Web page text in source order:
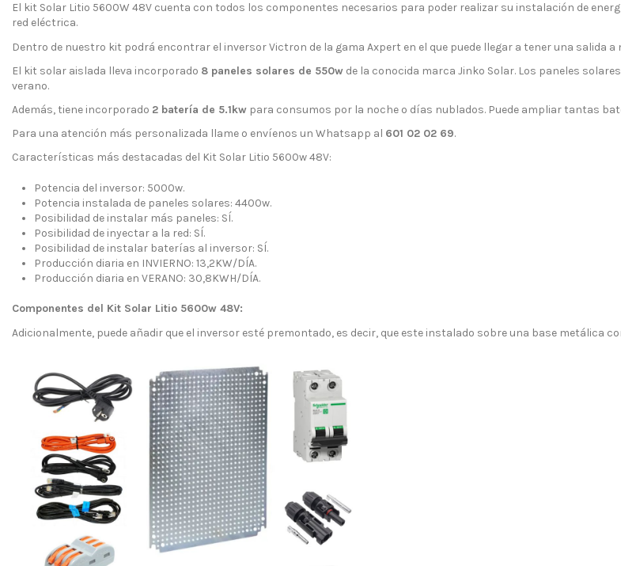
El kit Solar Litio 5600W 48V cuenta con todos los componentes necesarios para poder realizar su instalación de
red eléctrica.
Dentro de nuestro kit podrá encontrar el inversor Victron de la gama Axpert en el que puede llegar a tener una salida a
El kit solar aislada lleva incorporado 8 paneles solares de 550w de la conocida marca Jinko Solar. Los paneles
verano.
Además, tiene incorporado 2 batería de 5.1kw para consumos por la noche o días nublados. Puede ampliar tantas
Para una atención más personalizada llame o envíenos un Whatsapp al 601 02 02 69.
Características más destacadas del Kit Solar Litio 5600w 48V:
Potencia del inversor: 5000w.
Potencia instalada de paneles solares: 4400w.
Posibilidad de instalar más paneles: SÍ.
Posibilidad de inyectar a la red: SÍ.
Posibilidad de instalar baterías al inversor: SÍ.
Producción diaria en INVIERNO: 13,2KW/DÍA.
Producción diaria en VERANO: 30,8KWH/DÍA.
Componentes del Kit Solar Litio 5600w 48V:
Adicionalmente, puede añadir que el inversor esté premontado, es decir, que este instalado sobre una base metálica